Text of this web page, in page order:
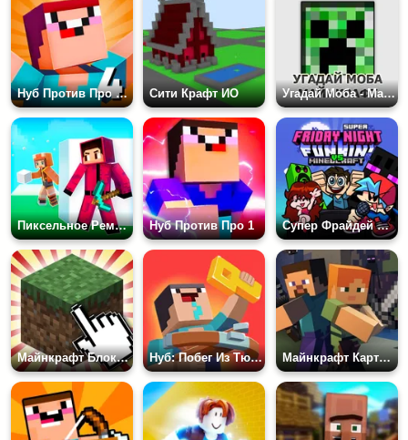
Нуб Против Про 4: Счастливый Блок Сити Крафт ИО Угадай Моба - Майнкрафт
Пиксельное Ремесло: Прятки Нуб Против Про 1 Супер Фрайдей Найт Против Майнкрафт
Майнкрафт Блок Кликер Нуб: Побег Из Тюрьмы Зомби Майнкрафт Карточки Памяти